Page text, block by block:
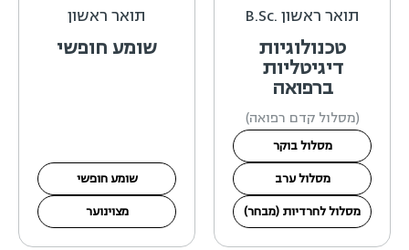
תואר ראשון .B.Sc
טכנולוגיות
דיגיטליות
ברפואה
(מסלול קדם רפואה)
מסלול בוקר
מסלול ערב
מסלול לחרדיות (מבחר)
תואר ראשון
שומע חופשי
שומע חופשי
מצוינוער